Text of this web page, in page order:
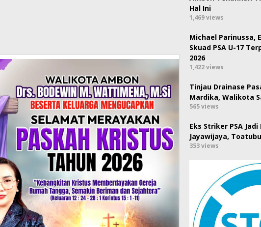
Hal Ini
1,469 views
Michael Parinussa,
Skuad PSA U-17
2026
1,422 views
Tinjau Drainase
Mardika, Walikota
565 views
Eks Striker PSA Jadi
Jayawijaya,
353 views